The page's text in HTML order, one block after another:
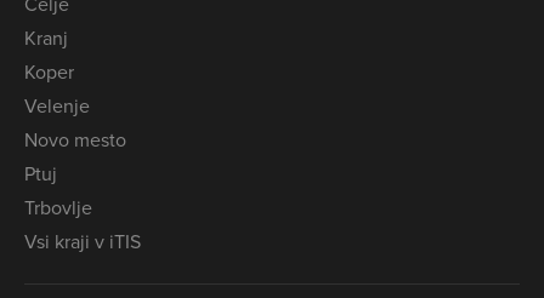
Kranj
Koper
Velenje
Novo mesto
Ptuj
Trbovlje
Vsi kraji v iTIS